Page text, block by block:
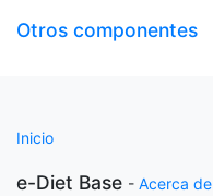
Otros componentes
Inicio
e-Diet Base - Acerca de